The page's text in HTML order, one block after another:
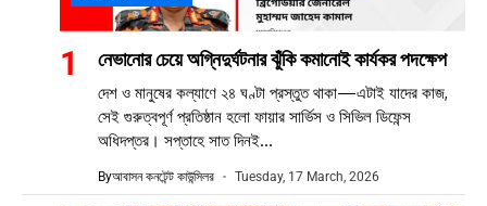
নেভানোর চেয়ে অগ্নিদুর্ঘটনার ঝুঁকি কমানোই কার্যকর পদক্ষেপ
দেশ ও মানুষের কল্যাণে ২৪ ঘণ্টা প্রস্তুত থাকা—এটাই যাদের কাজ,
সেই গুরুত্বপূর্ণ প্রতিষ্ঠান হলো ফায়ার সার্ভিস ও সিভিল ডিফেন্স
অধিদপ্তর। সপ্তাহে সাত দিনই...
Byআবাসন কনটেন্ট কাউন্সিলর Tuesday, 17 March, 2026